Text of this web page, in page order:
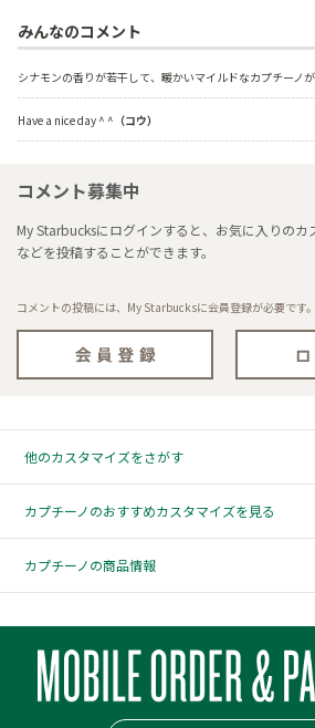
みんなのコメント
シナモンの香りが若干して、暖かいマイルドなカプチーノ
Have a nice day ^ ^ （コウ）
コメント募集中
My Starbucksにログインすると、お気に入りのカ
などを投稿することができます。
コメントの投稿には、My Starbucksに会員登録が必要です。
他のカスタマイズをさがす
カプチーノのおすすめカスタマイズを見る
カプチーノの商品情報